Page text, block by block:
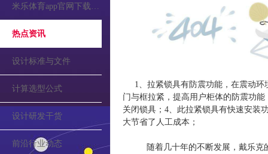
米乐体育app官网下载的公告
热点资讯
设计标准与文件
计算选型公式
设计研发干货
前沿行业动态
1、拉紧锁具有防震功能，在震动
门与框拉紧，提高用户柜体的防震功
关闭锁具；4、此拉紧锁具有快速安装
大节省了人工成本；
随着几十年的不断发展，戴乐